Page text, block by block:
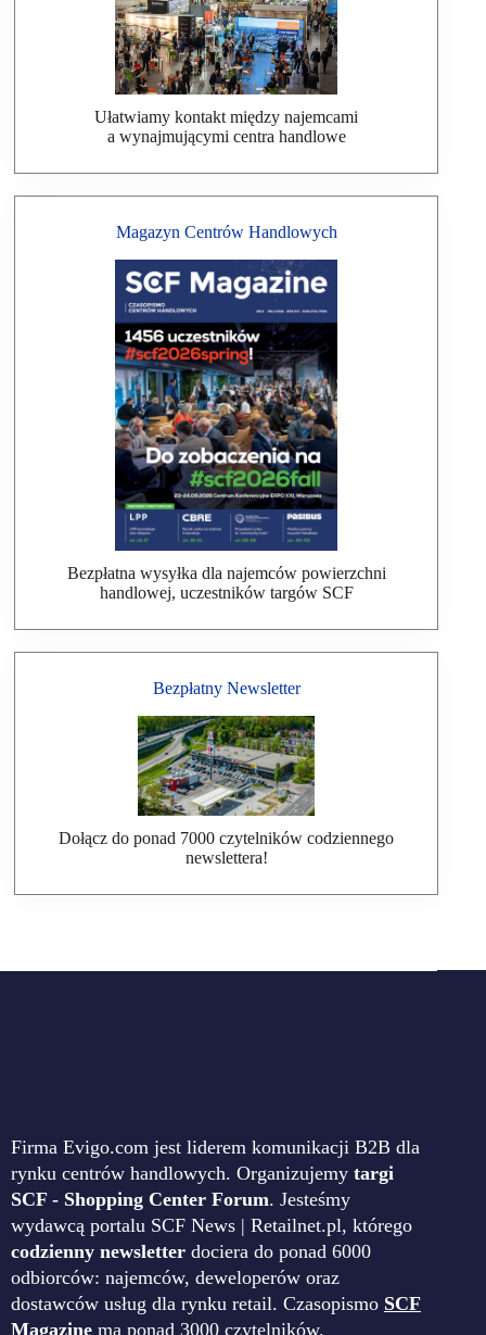
Ułatwiamy kontakt między najemcami
a wynajmującymi centra handlowe
Magazyn Centrów Handlowych
Bezpłatna wysyłka dla najemców powierzchni
handlowej, uczestników targów SCF
Bezpłatny Newsletter
Dołącz do ponad 7000 czytelników codziennego
newslettera!
Firma Evigo.com jest liderem komunikacji B2B dla
rynku centrów handlowych. Organizujemy targi
SCF - Shopping Center Forum. Jesteśmy
wydawcą portalu SCF News | Retailnet.pl, którego
codzienny newsletter dociera do ponad 6000
odbiorców: najemców, deweloperów oraz
dostawców usług dla rynku retail. Czasopismo SCF
Magazine ma ponad 3000 czytelników.